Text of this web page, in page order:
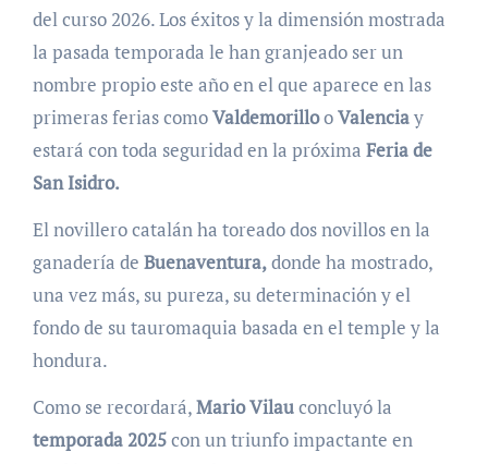
del curso 2026. Los éxitos y la dimensión mostrada
la pasada temporada le han granjeado ser un
nombre propio este año en el que aparece en las
primeras ferias comoValdemorillooValenciay
estará con toda seguridad en la próxima Feria de
San Isidro.
El novillero catalán ha toreado dos novillos en la
ganadería de Buenaventura,donde ha mostrado,
una vez más, su pureza, su determinación y el
fondo de su tauromaquia basada en el temple y la
hondura.
Como se recordará,Mario Vilauconcluyó la
temporada 2025con un triunfo impactante en